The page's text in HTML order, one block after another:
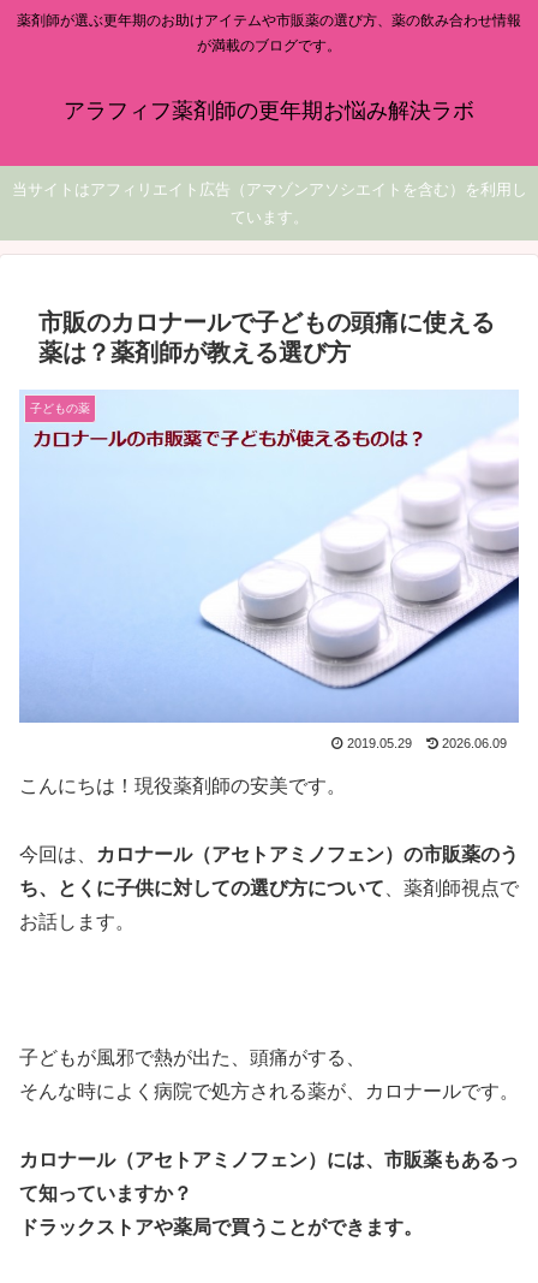
薬剤師が選ぶ更年期のお助けアイテムや市販薬の選び方、薬の飲み合わせ情報
が満載のブログです。
アラフィフ薬剤師の更年期お悩み解決ラボ
当サイトはアフィリエイト広告（アマゾンアソシエイトを含む）を利用し
ています。
市販のカロナールで子どもの頭痛に使える
薬は？薬剤師が教える選び方
子どもの薬
2019.05.29 2026.06.09
こんにちは！現役薬剤師の安美です。
今回は、
カロナール（アセトアミノフェン）の市販薬のう
ち、とくに子供に対しての選び方について 、薬剤師視点で
お話します。
子どもが風邪で熱が出た、頭痛がする、
そんな時によく病院で処方される薬が、カロナールです。
カロナール（アセトアミノフェン）には、市販薬もあるっ
て知っていますか？
ドラックストアや薬局で買うことができます。